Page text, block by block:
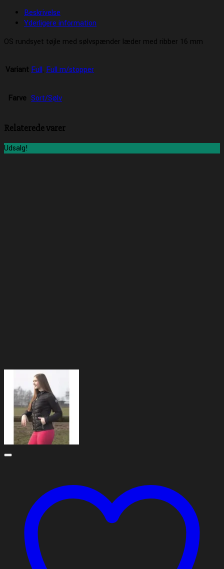
Beskrivelse
Yderligere information
OS rundsyet tøjle med sølvspænder læder med ribber 16 mm
Variant Full, Full m/stopper
Farve Sort/Sølv
Relaterede varer
Udsalg!